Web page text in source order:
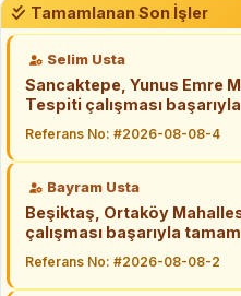
Tamamlanan Son İşler
Selim Usta
Sancaktepe, Yunus Emre
Tespiti çalışması
Referans No: #2026-08-08-4
Bayram Usta
Beşiktaş, Ortaköy
çalışması başarıyla
Referans No: #2026-08-08-2